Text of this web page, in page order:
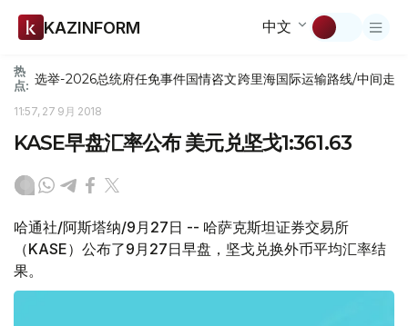
KAZINFORM 中文
热
点: 选举-2026总统府任免事件国情咨文跨里海国际运输路线/中间走廊
11:57, 27 9月 2018
KASE早盘汇率公布 美元兑坚戈1:361.63
哈通社/阿斯塔纳/9月27日 -- 哈萨克斯坦证券交易所
（KASE）公布了9月27日早盘，坚戈兑换外币平均汇率结
果。